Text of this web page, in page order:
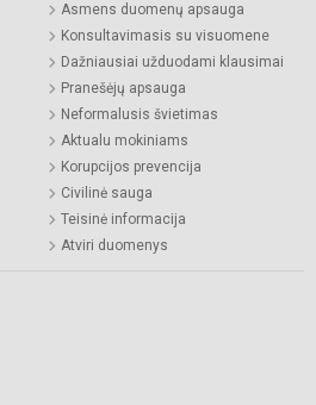
Asmens duomenų apsauga
Konsultavimasis su visuomene
Dažniausiai užduodami klausimai
Pranešėjų apsauga
Neformalusis švietimas
Aktualu mokiniams
Korupcijos prevencija
Civilinė sauga
Teisinė informacija
Atviri duomenys